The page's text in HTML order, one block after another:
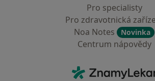
Pro specialisty
Pro zdravotnická
Noa Notes
Novinka
Centrum nápovědy
ZnamyLekar